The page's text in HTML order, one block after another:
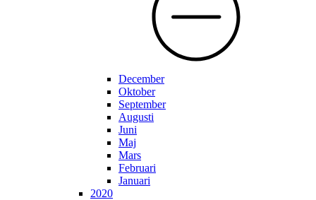
December
Oktober
September
Augusti
Juni
Maj
Mars
Februari
Januari
2020